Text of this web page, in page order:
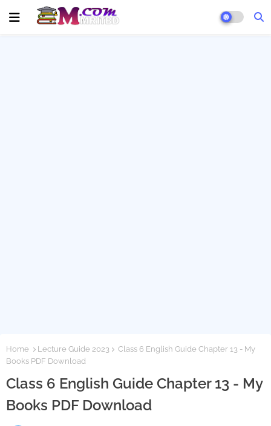
Home Lecture Guide 2023
Class 6 English Guide Chapter 13 - My
Books PDF Download
Class 6 English Guide Chapter 13 - My
Books PDF Download